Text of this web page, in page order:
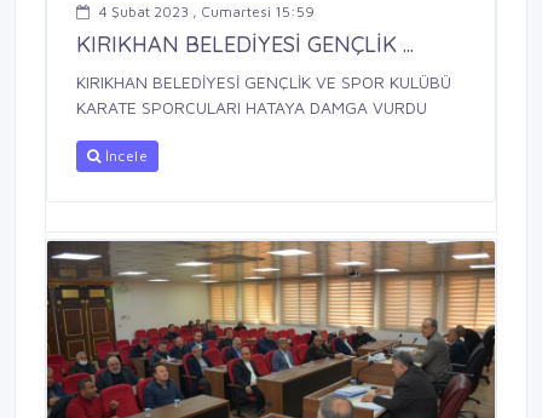
4 Şubat 2023 , Cumartesi 15:59
KIRIKHAN BELEDİYESİ GENÇLİK ...
KIRIKHAN BELEDİYESİ GENÇLİK VE SPOR KULÜBÜ
KARATE SPORCULARI HATAYA DAMGA VURDU
İncele